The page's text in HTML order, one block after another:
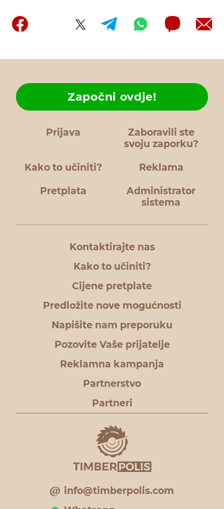
Prijava
Zaboravili ste
svoju zaporku?
Kako to učiniti?
Započni ovdje!
Reklama
Pretplata
Administrator
sistema
Kontaktirajte nas
Kako to učiniti?
Cijene pretplate
Predložite nove mogućnosti
Napišite nam preporuku
Pozovite Vaše prijatelje
Reklamna kampanja
Partnerstvo
Partneri
info@timberpolis.com